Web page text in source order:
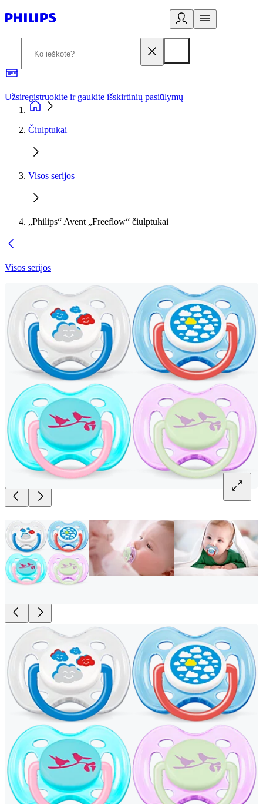
Užsiregistruokite ir gaukite išskirtinių pasiūlymų
Čiulptukai
Visos serijos
„Philips“ Avent „Freeflow“ čiulptukai
Visos serijos